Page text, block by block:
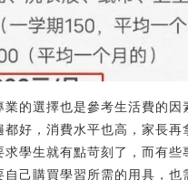
業的選擇也是參考生活費的因
都好，消費水平也高，家長再
求學生就有點苛刻了，而有些
自己購買學習所需的用具，也